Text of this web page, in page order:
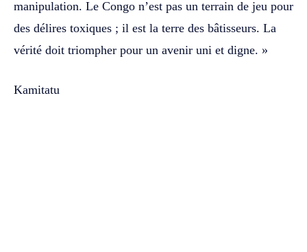
manipulation. Le Congo n’est pas un terrain de jeu pour
des délires toxiques ; il est la terre des bâtisseurs. La
vérité doit triompher pour un avenir uni et digne. »
Kamitatu